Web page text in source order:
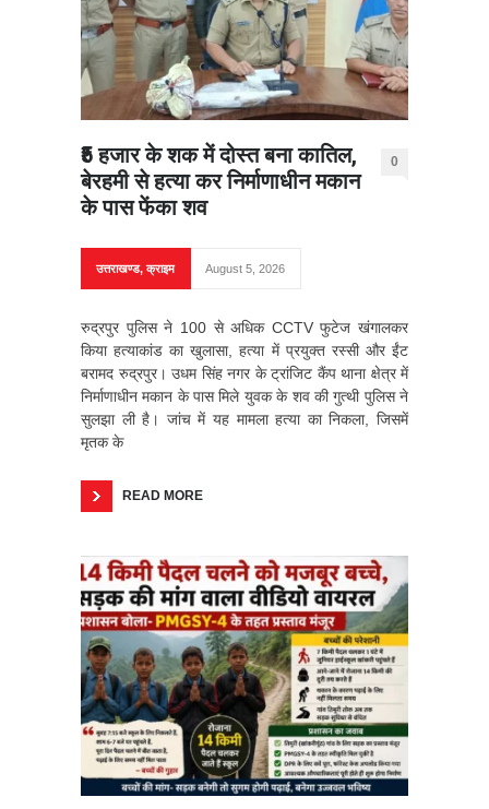
₹5 हजार के शक में दोस्त बना कातिल,
बेरहमी से हत्या कर निर्माणाधीन मकान
के पास फेंका शव
0
उत्तराखण्ड,क्राइम August 5, 2026
रुद्रपुर पुलिस ने 100 से अधिक CCTV फुटेज खंगालकर
किया हत्याकांड का खुलासा, हत्या में प्रयुक्त रस्सी और ईंट
बरामद रुद्रपुर। उधम सिंह नगर के ट्रांजिट कैंप थाना क्षेत्र में
निर्माणाधीन मकान के पास मिले युवक के शव की गुत्थी पुलिस ने
सुलझा ली है। जांच में यह मामला हत्या का निकला, जिसमें
मृतक के
READ MORE